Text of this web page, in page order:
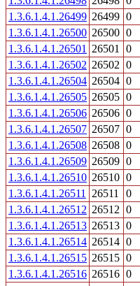
1.3.6.1.4.1.26499 26499 0
1.3.6.1.4.1.26500 26500 0
1.3.6.1.4.1.26501
26501 0
1.3.6.1.4.1.26502 26502 0
1.3.6.1.4.1.26504 26504 0
1.3.6.1.4.1.26505 26505 0
1.3.6.1.4.1.26506 26506 0
1.3.6.1.4.1.26507 26507 0
1.3.6.1.4.1.26508 26508 0
1.3.6.1.4.1.26509 26509 0
1.3.6.1.4.1.26510 26510 0
1.3.6.1.4.1.26511
26511 0
1.3.6.1.4.1.26512 26512 0
1.3.6.1.4.1.26513 26513 0
1.3.6.1.4.1.26514 26514 0
1.3.6.1.4.1.26515 26515 0
1.3.6.1.4.1.26516 26516 0